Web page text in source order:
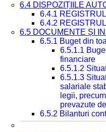
6.4 DISPOZIȚIILE
6.4.1
6.4.2
6.5 DOCUMENTE ȘI
6.5.1 Buget din
6.5.1.1
financiare
6.5.1.2
6.5.1.3
salariale
legii,
prevazute
6.5.2 Bilanturi